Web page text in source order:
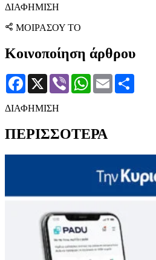
ΔΙΑΦΗΜΙΣΗ
ΜΟΙΡΑΣΟΥ ΤΟ
Κοινοποίηση άρθρου
Facebook
X Viber WhatsApp
Email
ΔΙΑΦΗΜΙΣΗ
ΠΕΡΙΣΣΟΤΕΡΑ